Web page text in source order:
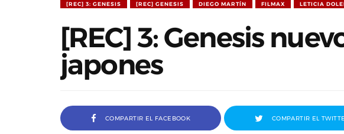
[REC] 3: GENESIS [REC] GENESIS DIEGO MARTÍN FILMAX LETICIA
[REC] 3: Genesis
japones
COMPARTIR EL FACEBOOK COMPARTIR EL